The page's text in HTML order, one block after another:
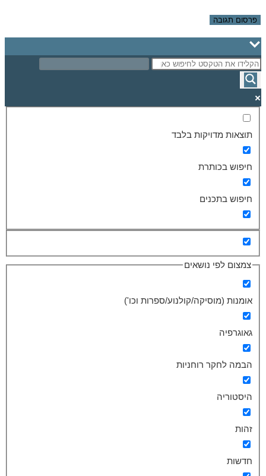
תוצאות מדויקות בלבד
חיפוש בכותרת
חיפוש בתכנים
צמצום לפי נושאים
אומנות (מוסיקה/קולנוע/ספרות וכו')
גאוגרפיה
הבמה לחקר רוחניות
היסטוריה
זהות
חדשות